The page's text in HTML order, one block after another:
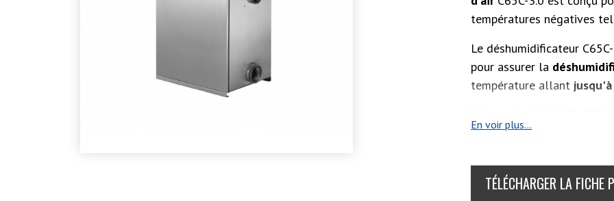
températures négatives
Le déshumidificateur
pour assurer la
température allant
En voir plus...
TÉLÉCHARGER LA FICHE